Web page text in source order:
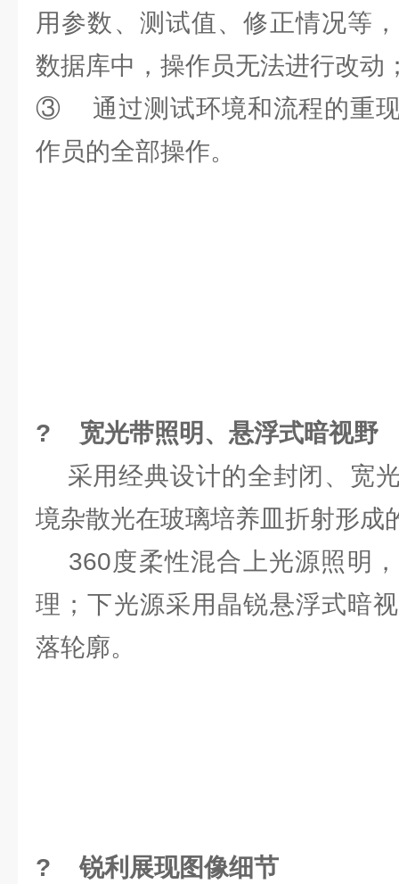
用参数、测试值、修正情况等
数据库中，操作员无法进行改动
③ 通过测试环境和流程的重现
作员的全部操作。
? 宽光带照明、悬浮式暗视野
采用经典设计的全封闭、宽
境杂散光在玻璃培养皿折射形成
360度柔性混合上光源照明
理；下光源采用晶锐悬浮式暗
落轮廓。
? 锐利展现图像细节